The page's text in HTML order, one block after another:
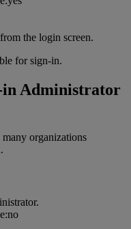
the login screen.
for sign-in.
in Administrator
organizations